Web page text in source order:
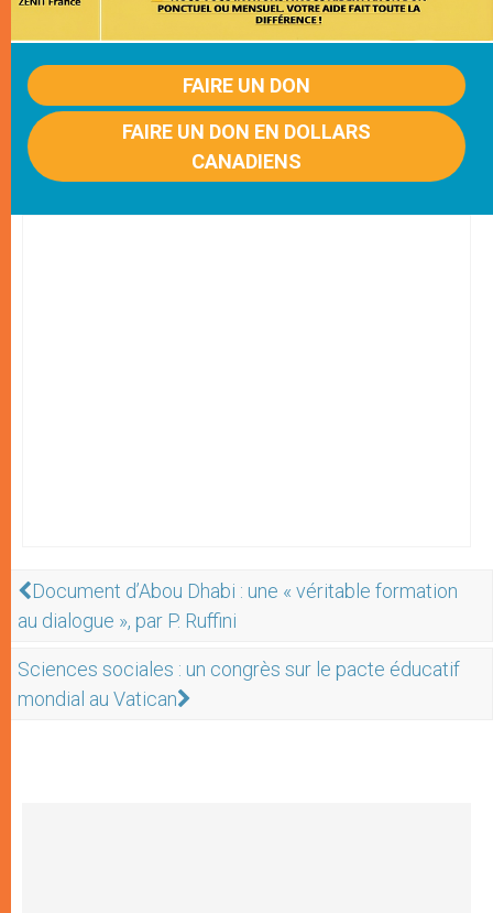
FAIRE UN DON
FAIRE UN DON EN DOLLARS
CANADIENS
Document d’Abou Dhabi : une « véritable formation
au dialogue », par P. Ruffini
Sciences sociales : un congrès sur le pacte éducatif
mondial au Vatican